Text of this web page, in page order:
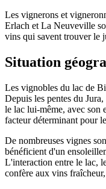
Les vignerons et
Erlach et La Neuveville
vins qui savent trouver le
Situation
Les vignobles du lac de
Depuis les pentes du
le lac lui-même, avec son
facteur déterminant pour
De nombreuses vignes
bénéficient d'un
L'interaction entre le lac,
confère aux vins